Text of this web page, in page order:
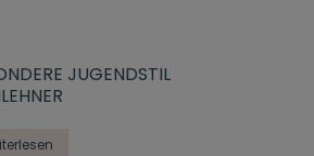
JUGENDSTIL